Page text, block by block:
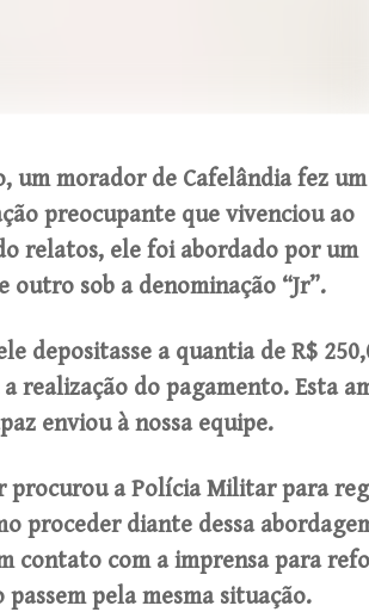
um morador de Cafelândia fez um
preocupante que vivenciou ao
relatos, ele foi abordado por um
sob a denominação “Jr”.
depositasse a quantia de R$
realização do pagamento. Esta
enviou à nossa equipe.
procurou a Polícia Militar para
proceder diante dessa
contato com a imprensa para
pela mesma situação.